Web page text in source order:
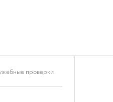
проверки